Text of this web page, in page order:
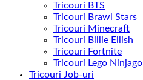
Tricouri BTS
Tricouri Brawl Stars
Tricouri Minecraft
Tricouri Billie Eilish
Tricouri Fortnite
Tricouri Lego Ninjago
Tricouri Job-uri